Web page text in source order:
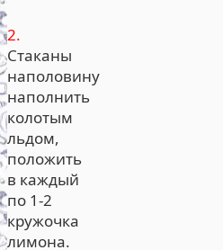
2.
Стаканы
наполовину
наполнить
колотым
льдом,
положить
в каждый
по 1-2
кружочка
лимона.